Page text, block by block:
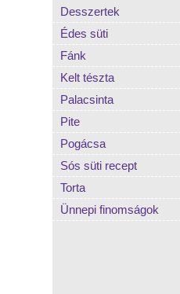
Desszertek
Édes süti
Fánk
Kelt tészta
Palacsinta
Pite
Pogácsa
Sós süti recept
Torta
Ünnepi finomságok